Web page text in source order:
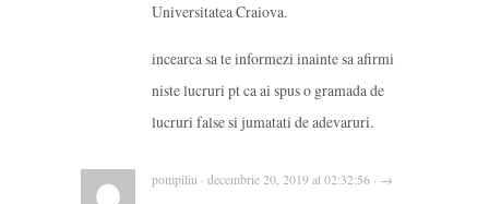
Universitatea Craiova.
incearca sa te informezi inainte sa afirmi
niste lucruri pt ca ai spus o gramada de
lucruri false si jumatati de adevaruri.
pompiliu · decembrie 20, 2019 at 02:32:56 · →